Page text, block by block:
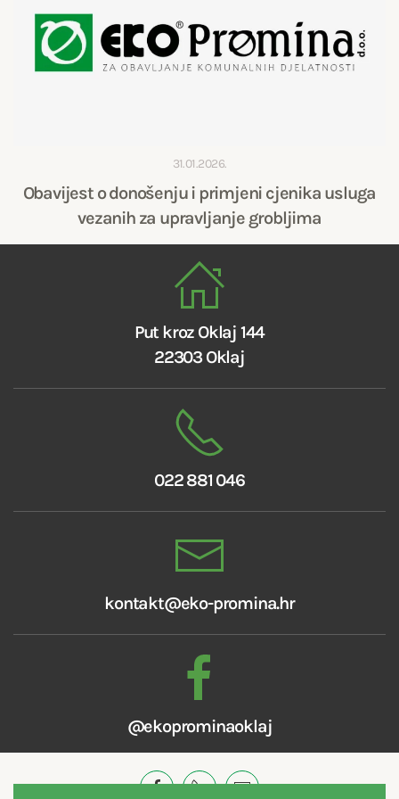
31.01.2026.
Obavijest o donošenju i primjeni cjenika usluga
vezanih za upravljanje grobljima
Put kroz Oklaj 144
22303 Oklaj
022 881 046
kontakt@eko-promina.hr
@ekoprominaoklaj